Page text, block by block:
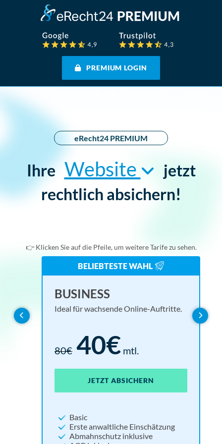
PREMIUM LOGIN
eRecht24 PREMIUM
Ihre Website
Agentur/Webdesigner
Online-Shop
Verein
Webseitenbetreiber
Basis für alle Branchen
jetzt
rechtlich absichern!
👉 Klicken Sie auf die Pfeile, um weitere Tarife zu sehen.
BELIEBTESTE WAHL
BASIC
BUSINESS
Alles für den rechtssicheren Start Ihrer Website.
Ideal für wachsende Online-Auftritte.
15€mtl.
80€ 40€ mtl.
JETZT ABSICHERNJETZT ABSICHERN
NEU: Widerrufsbutton
Impressum
Datenschutzerklärung
Basic
Erste anwaltliche Einschätzung
Abmahnschutz inklusive